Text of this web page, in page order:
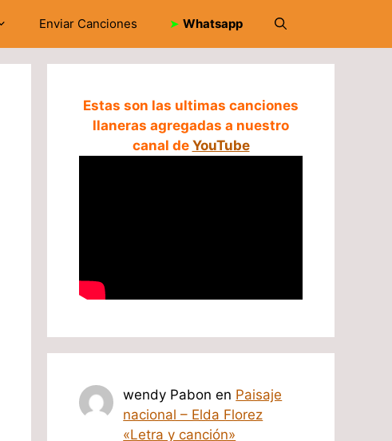
Enviar Canciones ➤ Whatsapp
Estas son las ultimas canciones
llaneras agregadas a nuestro
canal de YouTube
wendy Pabon en Paisaje
nacional – Elda Florez
«Letra y canción»